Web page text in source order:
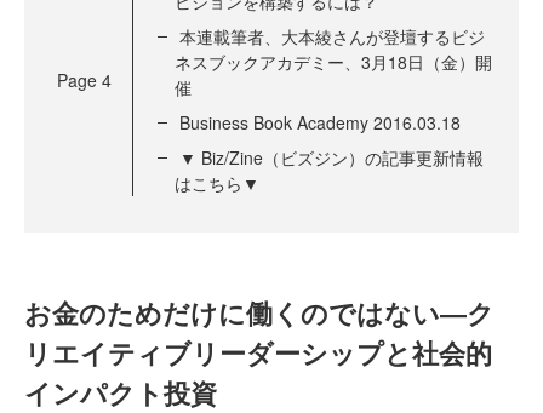
Page 4
本連載筆者、大本綾さんが登壇するビジ
ネスブックアカデミー、3月18日（金）開
催
Business Book Academy 2016.03.18
▼ Biz/Zine（ビズジン）の記事更新情報
はこちら▼
お金のためだけに働くのではない―ク
リエイティブリーダーシップと社会的
インパクト投資